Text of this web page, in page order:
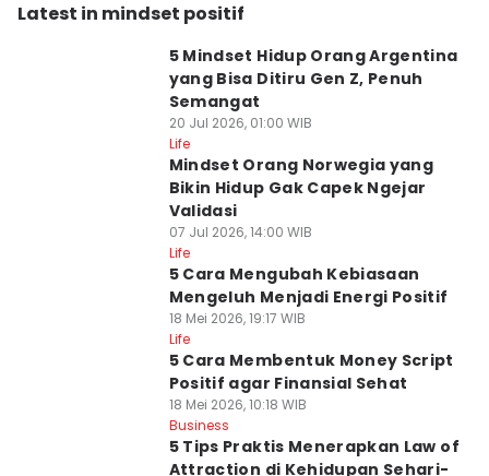
Latest in mindset positif
5 Mindset Hidup Orang Argentina
yang Bisa Ditiru Gen Z, Penuh
Semangat
20 Jul 2026, 01:00 WIB
Life
Mindset Orang Norwegia yang
Bikin Hidup Gak Capek Ngejar
Validasi
07 Jul 2026, 14:00 WIB
Life
5 Cara Mengubah Kebiasaan
Mengeluh Menjadi Energi Positif
18 Mei 2026, 19:17 WIB
Life
5 Cara Membentuk Money Script
Positif agar Finansial Sehat
18 Mei 2026, 10:18 WIB
Business
5 Tips Praktis Menerapkan Law of
Attraction di Kehidupan Sehari-